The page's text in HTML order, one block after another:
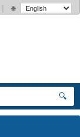
| 🌐
🔍